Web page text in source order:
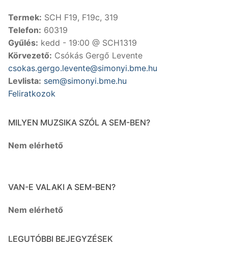
Termek: SCH F19, F19c, 319
Telefon: 60319
Gyűlés: kedd - 19:00 @ SCH1319
Körvezető: Csókás Gergő Levente
csokas.gergo.levente@simonyi.bme.hu
Levlista: sem@simonyi.bme.hu
Feliratkozok
MILYEN MUZSIKA SZÓL A SEM-BEN?
Nem elérhető
VAN-E VALAKI A SEM-BEN?
Nem elérhető
LEGUTÓBBI BEJEGYZÉSEK